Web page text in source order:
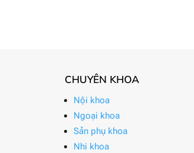
CHUYÊN KHOA
Nội khoa
Ngoại khoa
Sản phụ khoa
Nhi khoa